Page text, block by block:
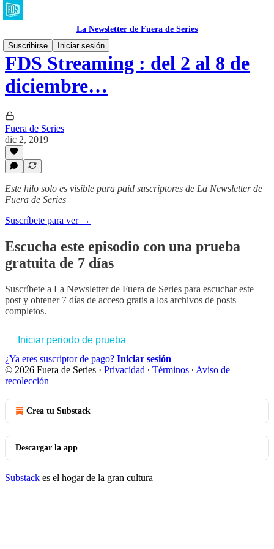
La Newsletter de Fuera de Series
Suscribirse
Iniciar sesión
FDS Streaming : del 2 al 8 de
diciembre…
Fuera de Series
dic 2, 2019
Este hilo solo es visible para paid suscriptores de La Newsletter de
Fuera de Series
Suscríbete para ver →
Escucha este episodio con una prueba
gratuita de 7 días
Suscríbete a La Newsletter de Fuera de Series para escuchar este
post y obtener 7 días de acceso gratis a los archivos de posts
completos.
Iniciar periodo de prueba
¿Ya eres suscriptor de pago? Iniciar sesión
© 2026 Fuera de Series · Privacidad ∙ Términos ∙ Aviso de
recolección
Crea tu Substack
Descargar la app
Substack es el hogar de la gran cultura